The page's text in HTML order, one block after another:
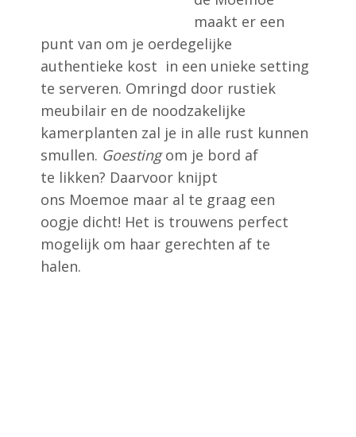
maakt er een
punt van om je oerdegelijke
authentieke kost in een unieke setting
te serveren. Omringd door rustiek
meubilair en de noodzakelijke
kamerplanten zal je in alle rust kunnen
smullen. Goestingom je bord af
te likken? Daarvoor knijpt
ons Moemoe maar al te graag een
oogje dicht! Het is trouwens perfect
mogelijk om haar gerechten af te
halen.